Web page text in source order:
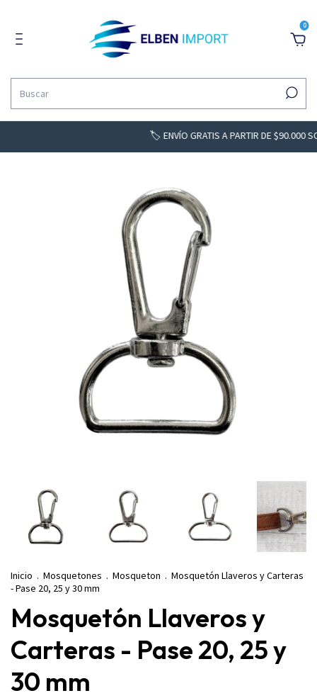
0
🏷️ ENVÍO GRATIS A PARTIR DE $90.000 SOLO
Inicio . Mosquetones . Mosqueton . Mosquetón Llaveros y Carteras
- Pase 20, 25 y 30 mm
Mosquetón Llaveros y
Carteras - Pase 20, 25 y
30 mm